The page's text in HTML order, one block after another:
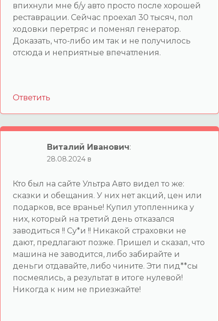
впихнули мне б/у авто просто после хорошей
реставрации. Сейчас проехал 30 тысяч, пол
ходовки перетряс и поменял генератор.
Доказать, что-либо им так и не получилось
отсюда и неприятные впечатления.
Ответить
Виталий Иванович:
28.08.2024 в
Кто был на сайте Ультра Авто видел то же:
сказки и обещания. У них нет акций, цен или
подарков, все вранье! Купил утопленника у
них, который на третий день отказался
заводиться !! Су*и !! Никакой страховки не
дают, предлагают позже. Пришел и сказал, что
машина не заводится, либо забирайте и
деньги отдавайте, либо чините. Эти пид**сы
посмеялись, а результат в итоге нулевой!
Никогда к ним не приезжайте!